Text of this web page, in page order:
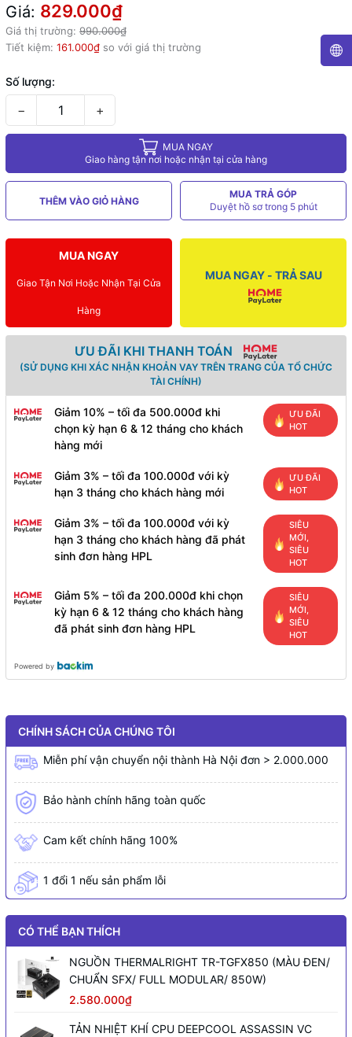
Giá: 829.000₫
Giá thị trường: 990.000₫
Tiết kiệm: 161.000₫ so với giá thị trường
Số lượng:
− +
MUA NGAY
Giao hàng tận nơi hoặc nhận tại cửa hàng
THÊM VÀO GIỎ HÀNG
MUA TRẢ GÓP
Duyệt hồ sơ trong 5 phút
MUA NGAY
Giao Tận Nơi Hoặc Nhận Tại Cửa
Hàng
MUA NGAY - TRẢ SAU
ƯU ĐÃI KHI THANH TOÁN
(SỬ DỤNG KHI XÁC NHẬN KHOẢN VAY TRÊN TRANG CỦA TỔ CHỨC
TÀI CHÍNH)
Giảm 10% – tối đa 500.000đ khi
chọn kỳ hạn 6 & 12 tháng cho khách
hàng mới
ƯU ĐÃI
HOT
Giảm 3% – tối đa 100.000đ với kỳ
hạn 3 tháng cho khách hàng mới
ƯU ĐÃI
HOT
Giảm 3% – tối đa 100.000đ với kỳ
hạn 3 tháng cho khách hàng đã phát
sinh đơn hàng HPL
SIÊU
MỚI,
SIÊU
HOT
Giảm 5% – tối đa 200.000đ khi chọn
kỳ hạn 6 & 12 tháng cho khách hàng
đã phát sinh đơn hàng HPL
SIÊU
MỚI,
SIÊU
HOT
Powered by
CHÍNH SÁCH CỦA CHÚNG TÔI
Miễn phí vận chuyển nội thành Hà Nội đơn > 2.000.000
Bảo hành chính hãng toàn quốc
Cam kết chính hãng 100%
1 đổi 1 nếu sản phẩm lỗi
CÓ THỂ BẠN THÍCH
NGUỒN THERMALRIGHT TR-TGFX850 (MÀU ĐEN/
CHUẨN SFX/ FULL MODULAR/ 850W)
2.580.000₫
TẢN NHIỆT KHÍ CPU DEEPCOOL ASSASSIN VC